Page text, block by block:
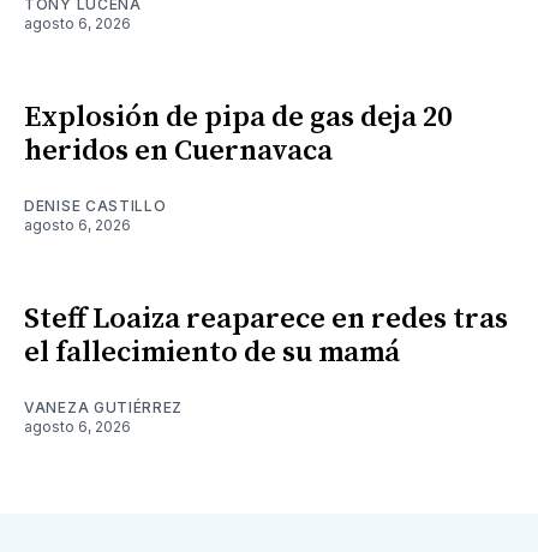
TONY LUCENA
agosto 6, 2026
Explosión de pipa de gas deja 20
heridos en Cuernavaca
DENISE CASTILLO
agosto 6, 2026
Steff Loaiza reaparece en redes tras
el fallecimiento de su mamá
VANEZA GUTIÉRREZ
agosto 6, 2026